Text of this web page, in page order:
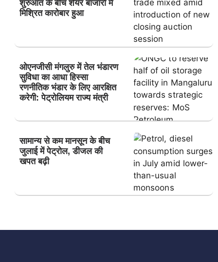
शुरुआत के बीच शेयर बाजारों में
मिश्रित कारोबार हुआ
ओएनजीसी मंगलुरु में तेल भंडारण
सुविधा का आधा हिस्सा
रणनीतिक भंडार के लिए आरक्षित
करेगी: पेट्रोलियम राज्य मंत्री
सामान्य से कम मानसून के बीच
जुलाई में पेट्रोल, डीजल की
खपत बढ़ी